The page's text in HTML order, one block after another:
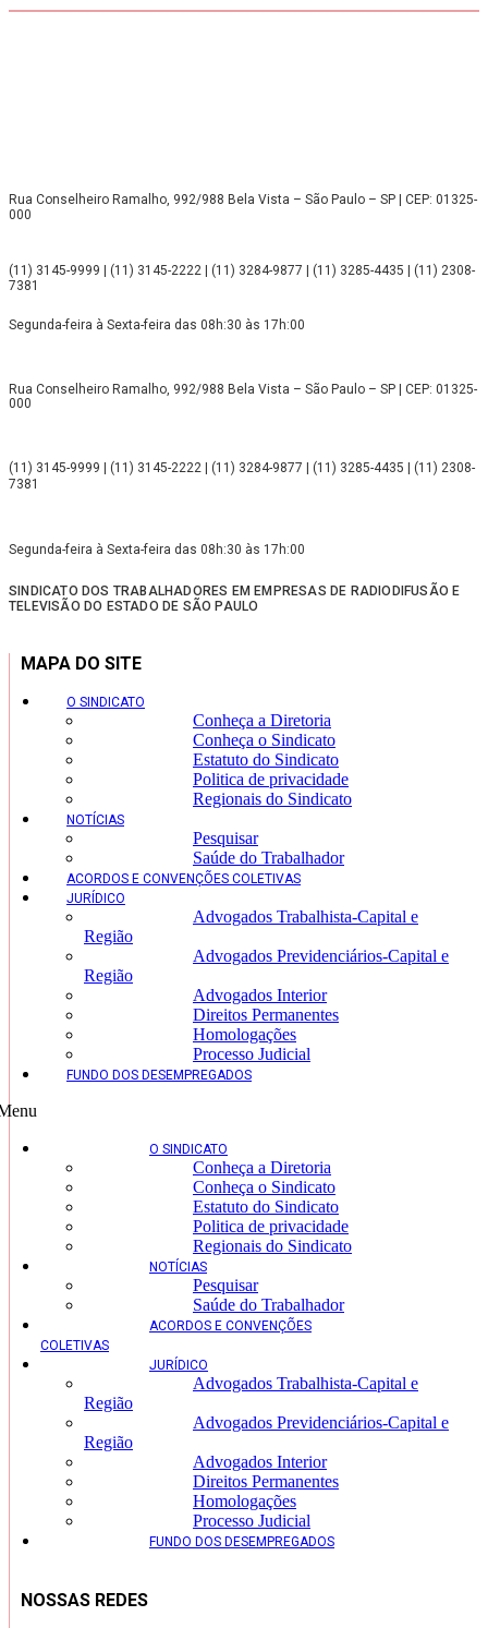
Rua Conselheiro Ramalho, 992/988 Bela Vista – São Paulo – SP | CEP: 01325-
000
(11) 3145-9999 | (11) 3145-2222 | (11) 3284-9877 | (11) 3285-4435 | (11) 2308-
7381
Segunda-feira à Sexta-feira das 08h:30 às 17h:00
Rua Conselheiro Ramalho, 992/988 Bela Vista – São Paulo – SP | CEP: 01325-
000
(11) 3145-9999 | (11) 3145-2222 | (11) 3284-9877 | (11) 3285-4435 | (11) 2308-
7381
Segunda-feira à Sexta-feira das 08h:30 às 17h:00
SINDICATO DOS TRABALHADORES EM EMPRESAS DE RADIODIFUSÃO E
TELEVISÃO DO ESTADO DE SÃO PAULO
MAPA DO SITE
O SINDICATO
Conheça a Diretoria
Conheça o Sindicato
Estatuto do Sindicato
Politica de privacidade
Regionais do Sindicato
NOTÍCIAS
Pesquisar
Saúde do Trabalhador
ACORDOS E CONVENÇÕES COLETIVAS
JURÍDICO
Advogados Trabalhista-Capital e
Região
Advogados Previdenciários-Capital e
Região
Advogados Interior
Direitos Permanentes
Homologações
Processo Judicial
FUNDO DOS DESEMPREGADOS
O SINDICATO
Conheça a Diretoria
Conheça o Sindicato
Estatuto do Sindicato
Politica de privacidade
Regionais do Sindicato
NOTÍCIAS
Pesquisar
Saúde do Trabalhador
ACORDOS E CONVENÇÕES
COLETIVAS
JURÍDICO
Advogados Trabalhista-Capital e
Região
Advogados Previdenciários-Capital e
Região
Advogados Interior
Direitos Permanentes
Homologações
Processo Judicial
FUNDO DOS DESEMPREGADOS
NOSSAS REDES